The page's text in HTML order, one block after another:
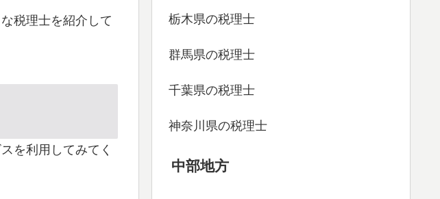
税理士を紹介して
を利用してみてく
栃木県の税理士
群馬県の税理士
千葉県の税理士
神奈川県の税理士
中部地方